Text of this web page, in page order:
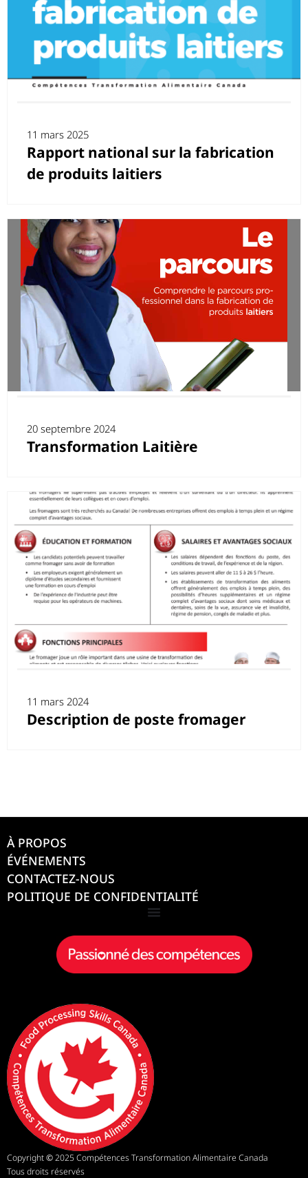
11 mars 2025
Rapport national sur la fabrication
de produits laitiers
20 septembre 2024
Transformation Laitière
11 mars 2024
Description de poste fromager
À PROPOS
ÉVÉNEMENTS
CONTACTEZ-NOUS
POLITIQUE DE CONFIDENTIALITÉ
Copyright©2025 Compétences Transformation Alimentaire Canada
Tous droits réservés